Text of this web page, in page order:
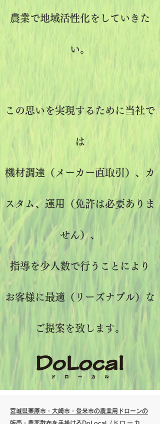
農業で地域活性化をしていきた
い。
この思いを実現するために当社で
は
機材調達（メーカー直取引）、カ
スタム、運用（免許は必要ありま
せん）、
指導を少人数で行うことにより
​お客様に最適（リーズナブル）な
ご提案を致します。
宮城県栗原市・大崎市・登米市の農業用ドローンの